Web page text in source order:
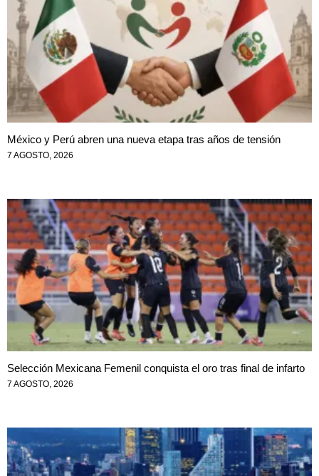
México y Perú abren una nueva etapa tras años de tensión
7 AGOSTO, 2026
Selección Mexicana Femenil conquista el oro tras final de infarto
7 AGOSTO, 2026